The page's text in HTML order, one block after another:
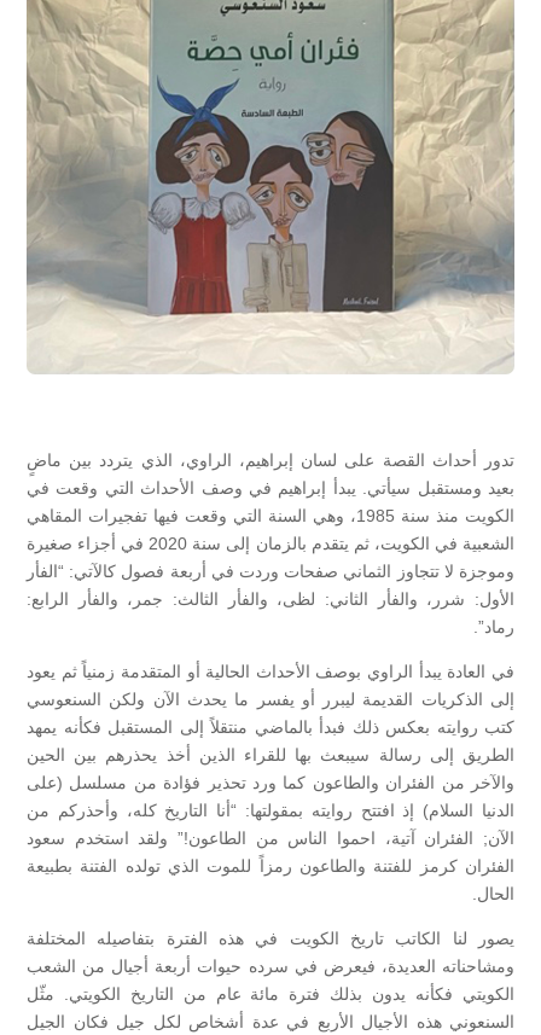
تدور أحداث القصة على لسان إبراهيم، الراوي، الذي يتردد بين ماضٍ
بعيد ومستقبل سيأتي. يبدأ إبراهيم في وصف الأحداث التي وقعت في
الكويت منذ سنة 1985، وهي السنة التي وقعت فيها تفجيرات المقاهي
الشعبية في الكويت، ثم يتقدم بالزمان إلى سنة 2020 في أجزاء صغيرة
وموجزة لا تتجاوز الثماني صفحات وردت في أربعة فصول كالآتي: “الفأر
الأول: شرر، والفأر الثاني: لظى، والفأر الثالث: جمر، والفأر الرابع:
رماد”.
في العادة يبدأ الراوي بوصف الأحداث الحالية أو المتقدمة زمنياً ثم يعود
إلى الذكريات القديمة ليبرر أو يفسر ما يحدث الآن ولكن السنعوسي
كتب روايته بعكس ذلك فبدأ بالماضي منتقلاً إلى المستقبل فكأنه يمهد
الطريق إلى رسالة سيبعث بها للقراء الذين أخذ يحذرهم بين الحين
والآخر من الفئران والطاعون كما ورد تحذير فؤادة من مسلسل (على
الدنيا السلام) إذ افتتح روايته بمقولتها: “أنا التاريخ كله، وأحذركم من
الآن; الفئران آتية، احموا الناس من الطاعون!” ولقد استخدم سعود
الفئران كرمز للفتنة والطاعون رمزاً للموت الذي تولده الفتنة بطبيعة
الحال.
يصور لنا الكاتب تاريخ الكويت في هذه الفترة بتفاصيله المختلفة
ومشاحناته العديدة، فيعرض في سرده حيوات أربعة أجيال من الشعب
الكويتي فكأنه يدون بذلك فترة مائة عام من التاريخ الكويتي. مثّل
السنعوني هذه الأجيال الأربع في عدة أشخاص لكل جيل فكان الجيل